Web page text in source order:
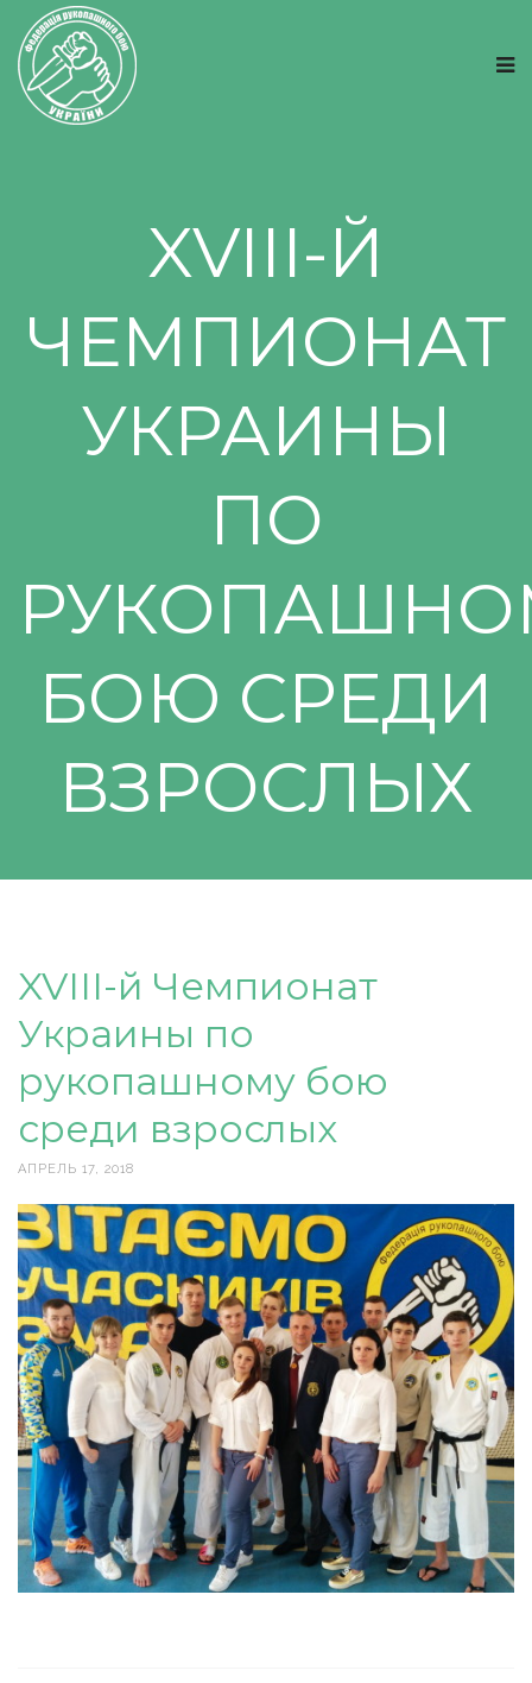
XVIII-Й
ЧЕМПИОНАТ
УКРАИНЫ
ПО
БОЮ СРЕДИ
ВЗРОСЛЫХ
XVIII-й Чемпионат
Украины по
рукопашному бою
среди взрослых
АПРЕЛЬ 17, 2018